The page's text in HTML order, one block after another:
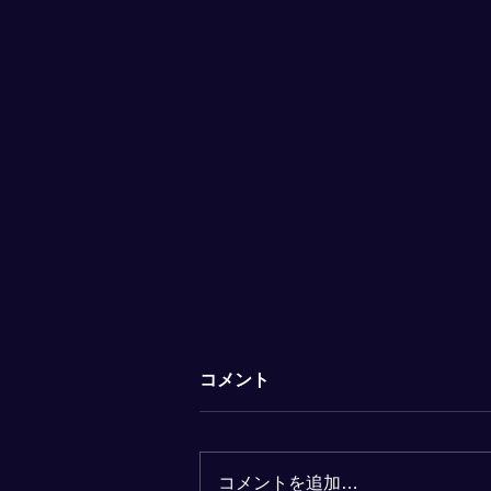
11月30日【予約状況】
予約方法 下記からご希望の時間
当店のLINEにご希望の 【 日に
コメント
コメントを追加…